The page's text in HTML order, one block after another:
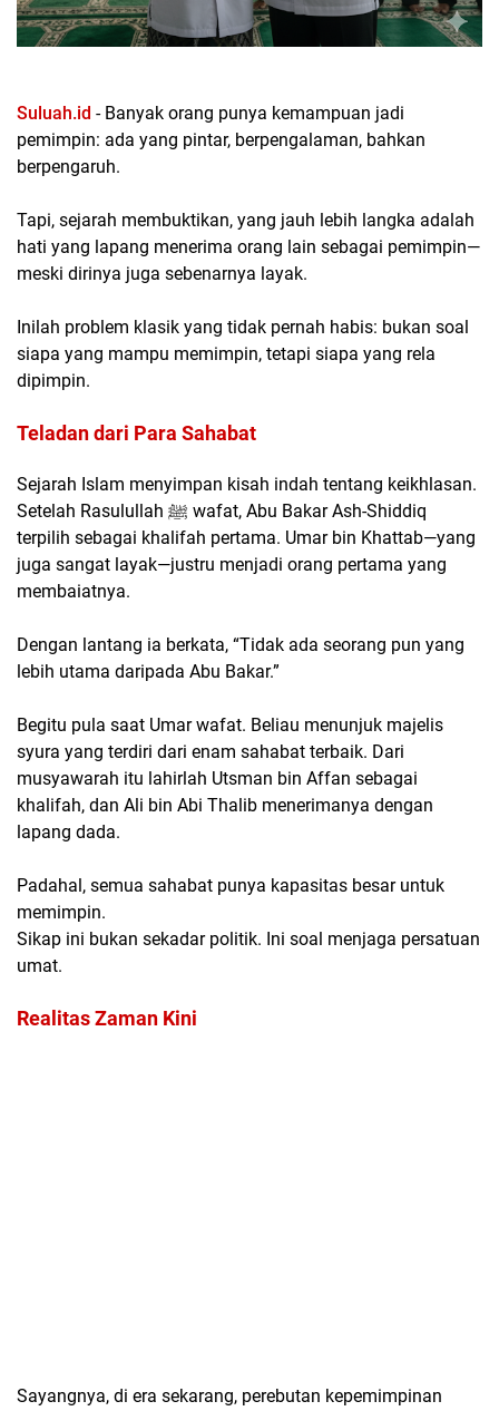
Suluah.id - Banyak orang punya kemampuan jadi
pemimpin: ada yang pintar, berpengalaman, bahkan
berpengaruh.
Tapi, sejarah membuktikan, yang jauh lebih langka adalah
hati yang lapang menerima orang lain sebagai pemimpin—
meski dirinya juga sebenarnya layak.
Inilah problem klasik yang tidak pernah habis: bukan soal
siapa yang mampu memimpin, tetapi siapa yang rela
dipimpin.
Teladan dari Para Sahabat
Sejarah Islam menyimpan kisah indah tentang keikhlasan.
Setelah Rasulullah ﷺ wafat, Abu Bakar Ash-Shiddiq
terpilih sebagai khalifah pertama. Umar bin Khattab—yang
juga sangat layak—justru menjadi orang pertama yang
membaiatnya.
Dengan lantang ia berkata, “Tidak ada seorang pun yang
lebih utama daripada Abu Bakar.”
Begitu pula saat Umar wafat. Beliau menunjuk majelis
syura yang terdiri dari enam sahabat terbaik. Dari
musyawarah itu lahirlah Utsman bin Affan sebagai
khalifah, dan Ali bin Abi Thalib menerimanya dengan
lapang dada.
Padahal, semua sahabat punya kapasitas besar untuk
memimpin.
Sikap ini bukan sekadar politik. Ini soal menjaga persatuan
umat.
Realitas Zaman Kini
Sayangnya, di era sekarang, perebutan kepemimpinan